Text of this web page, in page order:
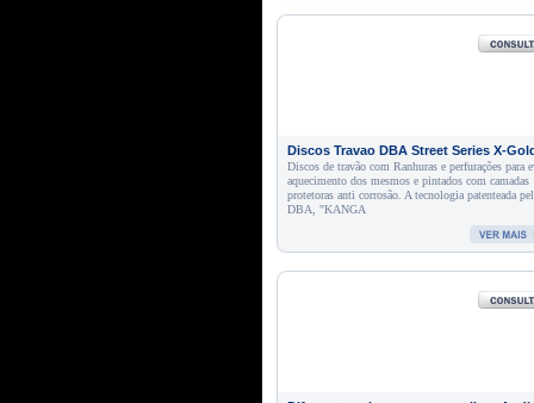
Discos Travao DBA Street Series X-
Discos de travão com Ranhuras e perfurações para
aquecimento dos mesmos e pintados com camadas
protetoras anti corrosão. A tecnologia patenteada
DBA, "KANGA